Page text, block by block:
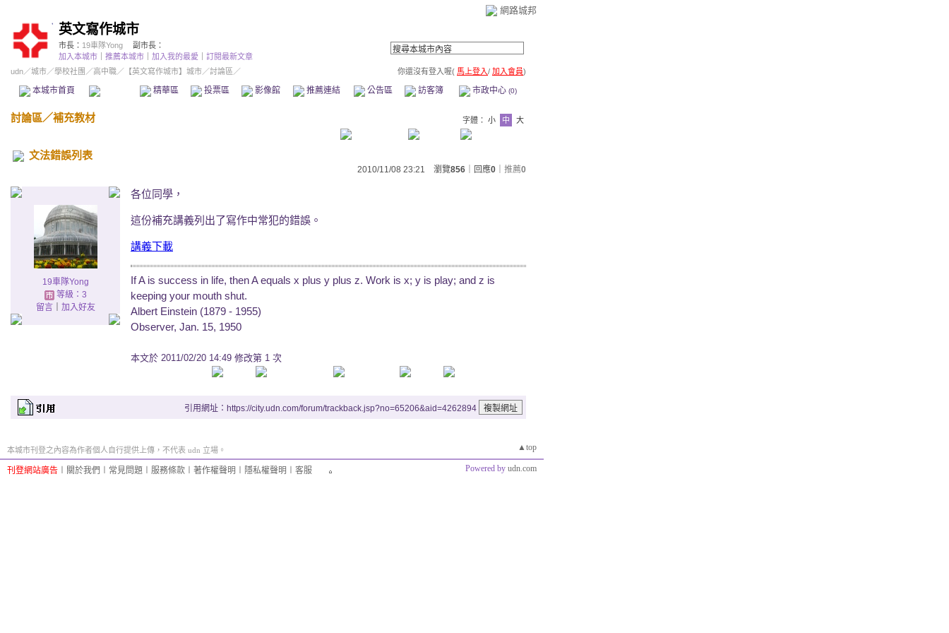
網路城邦
英文寫作城市
市長： 19車隊Yong
副市長：
加入本城市
推薦本城市 加入我的最愛
訂閱最新文章
udn／城市／學校社團 ／高中職／ 【英文寫作城市】城市／討論區／ 你還沒有登入喔( 馬上登入/ 加入會員)
本城市首頁 精華區 投票區 影像館 推薦連結 公告區 訪客簿 市政中心 (0)
討論區／補充教材 字體： 小 中 大
文法錯誤列表
2010/11/08 23:21 瀏覽856 ｜回應0 推薦0
19車隊Yong
等級：3
留言｜ 加入好友
各位同學，
這份補充講義列出了寫作中常犯的錯誤。
講義下載
If A is success in life, then A equals x plus y plus z. Work is x; y is play; and z is
keeping your mouth shut.
Albert Einstein (1879 - 1955)
Observer, Jan. 15, 1950
本文於 2011/02/20 14:49 修改第 1 次
引用網址：https://city.udn.com/forum/trackback.jsp?no=65206&aid=4262894
▲top
本城市刊登之內容為作者個人自行提供上傳，不代表 udn 立場。
刊登網站廣告 關於我們 常見問題 服務條款 著作權聲明 隱私權聲明 客服 Powered by udn.com